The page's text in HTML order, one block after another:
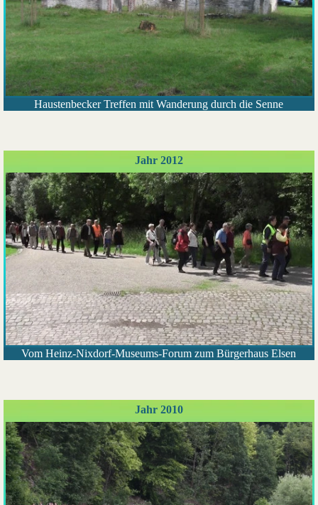
Haustenbecker Treffen mit Wanderung durch die Senne
Jahr 2012
Vom Heinz-Nixdorf-Museums-Forum zum Bürgerhaus Elsen
Jahr 2010